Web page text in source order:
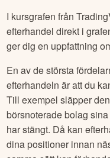
I kursgrafen från
efterhandel direkt i
ger dig en uppfattning
En av de största
efterhandeln är att du
Till exempel släpper
börsnoterade bolag
har stängt. Då kan
dina positioner innan